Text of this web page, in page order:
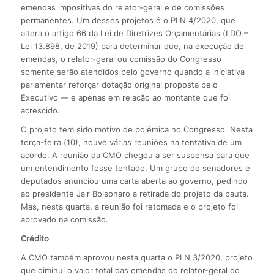
emendas impositivas do relator-geral e de comissões
permanentes. Um desses projetos é o PLN 4/2020, que
altera o artigo 66 da Lei de Diretrizes Orçamentárias (LDO –
Lei 13.898, de 2019) para determinar que, na execução de
emendas, o relator-geral ou comissão do Congresso
somente serão atendidos pelo governo quando a iniciativa
parlamentar reforçar dotação original proposta pelo
Executivo — e apenas em relação ao montante que foi
acrescido.
O projeto tem sido motivo de polêmica no Congresso. Nesta
terça-feira (10), houve várias reuniões na tentativa de um
acordo. A reunião da CMO chegou a ser suspensa para que
um entendimento fosse tentado. Um grupo de senadores e
deputados anunciou uma carta aberta ao governo, pedindo
ao presidente Jair Bolsonaro a retirada do projeto da pauta.
Mas, nesta quarta, a reunião foi retomada e o projeto foi
aprovado na comissão.
Crédito
A CMO também aprovou nesta quarta o PLN 3/2020, projeto
que diminui o valor total das emendas do relator-geral do